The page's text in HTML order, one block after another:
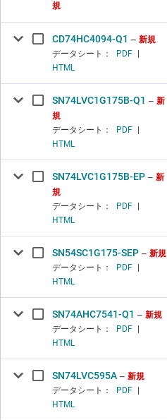
規
CD74HC4094-Q1
新規
データシート：
PDF
HTML
SN74LVC1G175B-Q1
新
規
データシート：
PDF
HTML
SN74LVC1G175B-EP
新
規
データシート：
PDF
HTML
SN54SC1G175-SEP
新規
データシート：
PDF
HTML
SN74AHC7541-Q1
新規
データシート：
PDF
HTML
SN74LVC595A
新規
データシート：
PDF
HTML